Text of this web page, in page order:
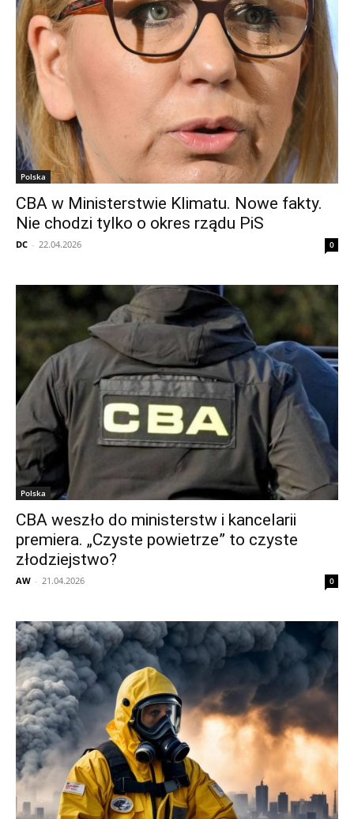
Polska
CBA w Ministerstwie Klimatu. Nowe fakty.
Nie chodzi tylko o okres rządu PiS
DC - 22.04.2026 0
Polska
CBA weszło do ministerstw i kancelarii
premiera. „Czyste powietrze” to czyste
złodziejstwo?
AW - 21.04.2026 0